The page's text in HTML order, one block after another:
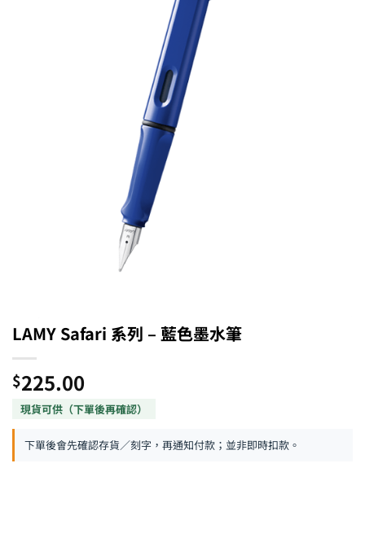
LAMY Safari 系列 – 藍色墨水筆
$225.00
下單後會先確認存貨／刻字，再通知付款；並非即時扣款。